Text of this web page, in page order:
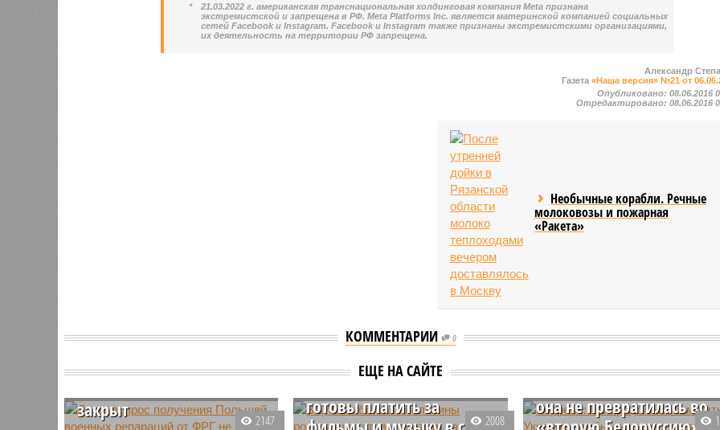
*
21.03.2022 г. американская транснациональная холдинговая компания Meta признана
экстремистской и запрещена в РФ. Meta Platforms Inc. является материнской компанией социальных
сетей Facebook и Instagram. Facebook и Instagram также признаны экстремистскими организациями,
их деятельность на территории РФ запрещена.
Александр
Газета«Наша версия» №21 от
Опубликовано:08.06.2016
Отредактировано:08.06.2016
Необычные корабли. Речные
молоковозы и пожарная
«Ракета»
КОММЕНТАРИИ 0
ЕЩЕ НА САЙТЕ
Дуда: вопрос получения
Польшей военных
закрыт
2147
ВЦИОМ: больше
половины россиян не
готовы платить за
2008
Боррель: ЕС продолжит
она не превратилась во